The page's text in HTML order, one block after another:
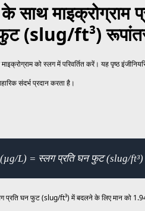
साथ माइक्रोग्राम
(slug/ft³)
को स्लग में परिवर्तित करें। यह पृष्ठ
संदर्भ प्रदान करता है।
(µg/L) = स्लग प्रति घन फुट (slug/
प्रति घन फुट (slug/ft³) में बदलने के लिए मान को